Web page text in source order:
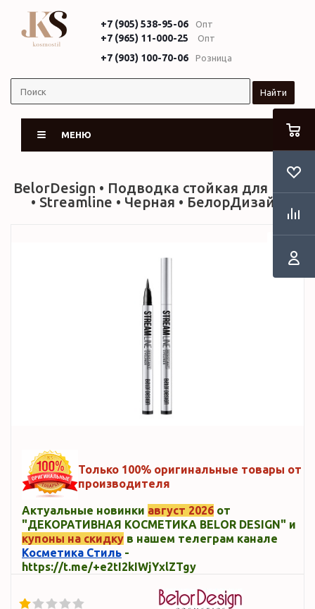
+7 (905) 538-95-06 Опт
+7 (965) 11-000-25 Опт
+7 (903) 100-70-06 Розница
Найти
МЕНЮ
BelorDesign • Подводка стойкая для глаз
• Streamline • Черная • БелорДизайн
Только 100% оригинальные товары от
производителя
Актуальные новинки август 2026 от
"ДЕКОРАТИВНАЯ КОСМЕТИКА BELOR DESIGN" и
купоны на скидку в нашем телеграм канале
Косметика Стиль -
https://t.me/+e2tI2kIWjYxlZTgy